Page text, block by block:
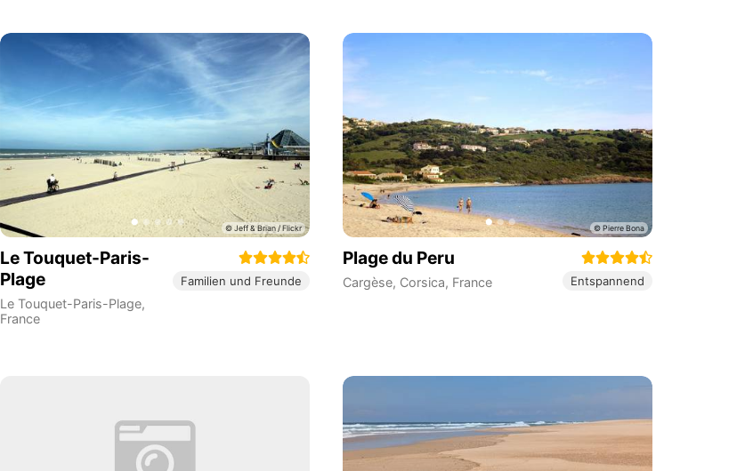
Le Touquet-Paris-
Plage
Le Touquet-Paris-Plage,
France
Familien und Freunde
Plage du Peru
Cargèse, Corsica, France Entspannend